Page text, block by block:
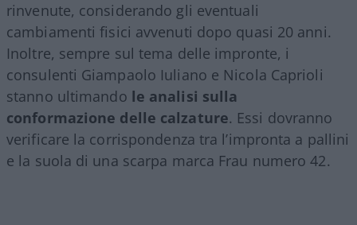
rinvenute, considerando gli eventuali
cambiamenti fisici avvenuti dopo quasi 20 anni.
Inoltre, sempre sul tema delle impronte, i
consulenti Giampaolo Iuliano e Nicola Caprioli
stanno ultimando le analisi sulla
conformazione delle calzature. Essi dovranno
verificare la corrispondenza tra l’impronta a pallini
e la suola di una scarpa marca Frau numero 42.